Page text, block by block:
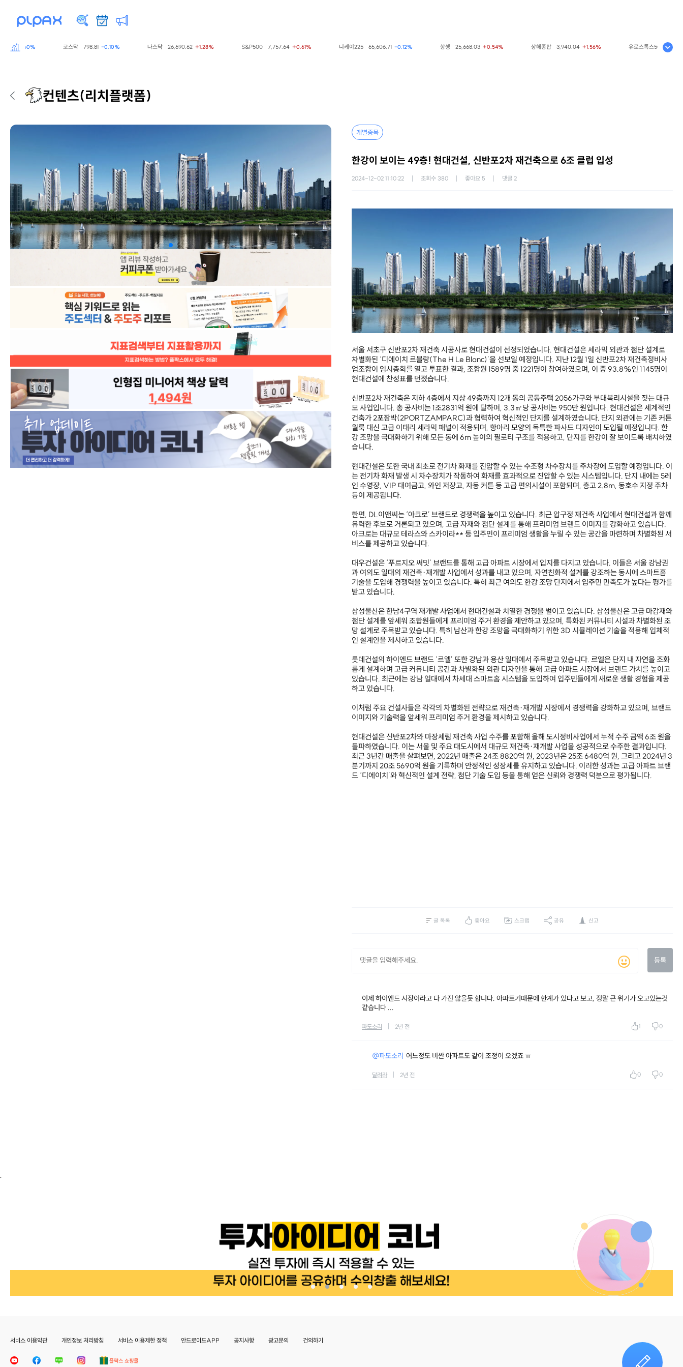
-0.60% 코스닥 798.81 -0.10% 나스닥 26,690.62 +1.28% S&P500 7,757.64 +0.61% 니케이225 65,606.71 -0.12% 25,668.03 +0.54% 상해종합 3,940.04 +1.56% 유로스톡스50 6,523.86
컨텐츠(리치플랫폼)
개별종목
한강이 보이는 49층! 현대건설, 신반포2차 재건축으로 6조 클럽 입성
2024-12-02 11:10:22 조회수 380 좋아요 5 댓글 2
서울 서초구 신반포2차 재건축 시공사로 현대건설이 선정되었습니다. 현대건설은 세라믹 외관과 첨단 설계로
차별화된 ‘디에이치 르블랑(The H Le Blanc)’을 선보일 예정입니다. 지난 12월 1일 신반포2차 재건축정비사
업조합이 임시총회를 열고 투표한 결과, 조합원 1589명 중 1221명이 참여하였으며, 이 중 93.8%인 1145명이
현대건설에 찬성표를 던졌습니다.
신반포2차 재건축은 지하 4층에서 지상 49층까지 12개 동의 공동주택 2056가구와 부대복리시설을 짓는 대규
모 사업입니다. 총 공사비는 1조2831억 원에 달하며, 3.3㎡당 공사비는 950만 원입니다. 현대건설은 세계적인
건축가 2포잠박(2PORTZAMPARC)과 협력하여 혁신적인 단지를 설계하였습니다. 단지 외관에는 기존 커튼
월룩 대신 고급 이태리 세라믹 패널이 적용되며, 항아리 모양의 독특한 파사드 디자인이 도입될 예정입니다. 한
강 조망을 극대화하기 위해 모든 동에 6m 높이의 필로티 구조를 적용하고, 단지를 한강이 잘 보이도록 배치하였
습니다.
현대건설은 또한 국내 최초로 전기차 화재를 진압할 수 있는 수조형 차수장치를 주차장에 도입할 예정입니다. 이
는 전기차 화재 발생 시 차수장치가 작동하여 화재를 효과적으로 진압할 수 있는 시스템입니다. 단지 내에는 5레
인 수영장, VIP 대여금고, 와인 저장고, 자동 커튼 등 고급 편의시설이 포함되며, 층고 2.8m, 동호수 지정 주차
등이 제공됩니다.
한편, DL이앤씨는 ‘아크로’ 브랜드로 경쟁력을 높이고 있습니다. 최근 압구정 재건축 사업에서 현대건설과 함께
유력한 후보로 거론되고 있으며, 고급 자재와 첨단 설계를 통해 프리미엄 브랜드 이미지를 강화하고 있습니다.
아크로는 대규모 테라스와 스카이라** 등 입주민이 프리미엄 생활을 누릴 수 있는 공간을 마련하며 차별화된 서
비스를 제공하고 있습니다.
대우건설은 ‘푸르지오 써밋’ 브랜드를 통해 고급 아파트 시장에서 입지를 다지고 있습니다. 이들은 서울 강남권
과 여의도 일대의 재건축·재개발 사업에서 성과를 내고 있으며, 자연친화적 설계를 강조하는 동시에 스마트홈
기술을 도입해 경쟁력을 높이고 있습니다. 특히 최근 여의도 한강 조망 단지에서 입주민 만족도가 높다는 평가를
받고 있습니다.
삼성물산은 한남4구역 재개발 사업에서 현대건설과 치열한 경쟁을 벌이고 있습니다. 삼성물산은 고급 마감재와
첨단 설계를 앞세워 조합원들에게 프리미엄 주거 환경을 제안하고 있으며, 특화된 커뮤니티 시설과 차별화된 조
망 설계로 주목받고 있습니다. 특히 남산과 한강 조망을 극대화하기 위한 3D 시뮬레이션 기술을 적용해 입체적
인 설계안을 제시하고 있습니다.
롯데건설의 하이엔드 브랜드 ‘르엘’ 또한 강남과 용산 일대에서 주목받고 있습니다. 르엘은 단지 내 자연을 조화
롭게 설계하며 고급 커뮤니티 공간과 차별화된 외관 디자인을 통해 고급 아파트 시장에서 브랜드 가치를 높이고
있습니다. 최근에는 강남 일대에서 차세대 스마트홈 시스템을 도입하여 입주민들에게 새로운 생활 경험을 제공
하고 있습니다.
이처럼 주요 건설사들은 각각의 차별화된 전략으로 재건축·재개발 시장에서 경쟁력을 강화하고 있으며, 브랜드
이미지와 기술력을 앞세워 프리미엄 주거 환경을 제시하고 있습니다.
현대건설은 신반포2차와 마장세림 재건축 사업 수주를 포함해 올해 도시정비사업에서 누적 수주 금액 6조 원을
돌파하였습니다. 이는 서울 및 주요 대도시에서 대규모 재건축·재개발 사업을 성공적으로 수주한 결과입니다.
최근 3년간 매출을 살펴보면, 2022년 매출은 24조 8820억 원, 2023년은 25조 6480억 원, 그리고 2024년 3
분기까지 20조 5690억 원을 기록하며 안정적인 성장세를 유지하고 있습니다. 이러한 성과는 고급 아파트 브랜
드 ‘디에이치’와 혁신적인 설계 전략, 첨단 기술 도입 등을 통해 얻은 신뢰와 경쟁력 덕분으로 평가됩니다.
글 목록 좋아요 스크랩 공유 신고
등록
이제 하이엔드 시장이라고 다 가진 않을듯 합니다. 아파트기때문에 한계가 있다고 보고, 정말 큰 위기가 오고있는것
같습니다 ...
파도소리 2년 전 1 0
@파도소리 어느정도 비싼 아파트도 같이 조정이 오겠죠 ㅠ
달려라 2년 전 0 0
.
서비스 이용약관 개인정보 처리방침 서비스 이용제한 정책 안드로이드APP 공지사항 광고문의 건의하기